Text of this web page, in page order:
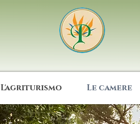
L'agriturismo Le camere